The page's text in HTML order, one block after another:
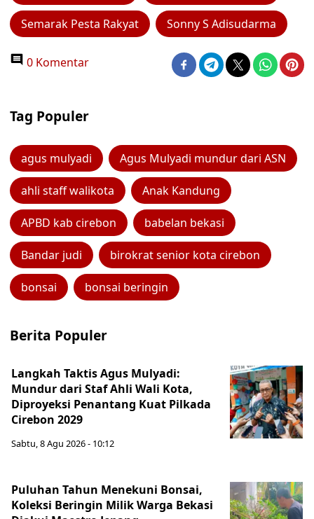
Semarak Pesta Rakyat Sonny S Adisudarma
0 Komentar
Tag Populer
agus mulyadi Agus Mulyadi mundur dari ASN
ahli staff walikota Anak Kandung
APBD kab cirebon babelan bekasi
Bandar judi birokrat senior kota cirebon
bonsai bonsai beringin
Berita Populer
Langkah Taktis Agus Mulyadi:
Mundur dari Staf Ahli Wali Kota,
Diproyeksi Penantang Kuat Pilkada
Cirebon 2029
Sabtu, 8 Agu 2026 - 10:12
Puluhan Tahun Menekuni Bonsai,
Koleksi Beringin Milik Warga Bekasi